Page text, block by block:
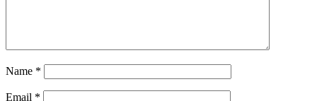
Name *
Email *